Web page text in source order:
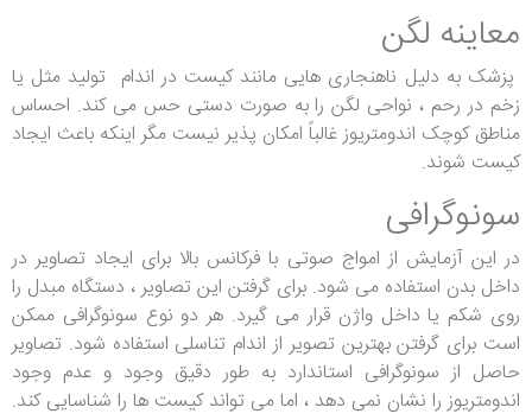
معاینه لگن
پزشک به دلیل ناهنجاری هایی مانند کیست در اندام تولید مثل یا
زخم در رحم ، نواحی لگن را به صورت دستی حس می کند. احساس
مناطق کوچک اندومتریوز غالباً امکان پذیر نیست مگر اینکه باعث ایجاد
کیست شوند.
سونوگرافی
در این آزمایش از امواج صوتی با فرکانس بالا برای ایجاد تصاویر در
داخل بدن استفاده می شود. برای گرفتن این تصاویر ، دستگاه مبدل را
روی شکم یا داخل واژن قرار می گیرد. هر دو نوع سونوگرافی ممکن
است برای گرفتن بهترین تصویر از اندام تناسلی استفاده شود. تصاویر
حاصل از سونوگرافی استاندارد به طور دقیق وجود و عدم وجود
اندومتریوز را نشان نمی دهد ، اما می تواند کیست ها را شناسایی کند.